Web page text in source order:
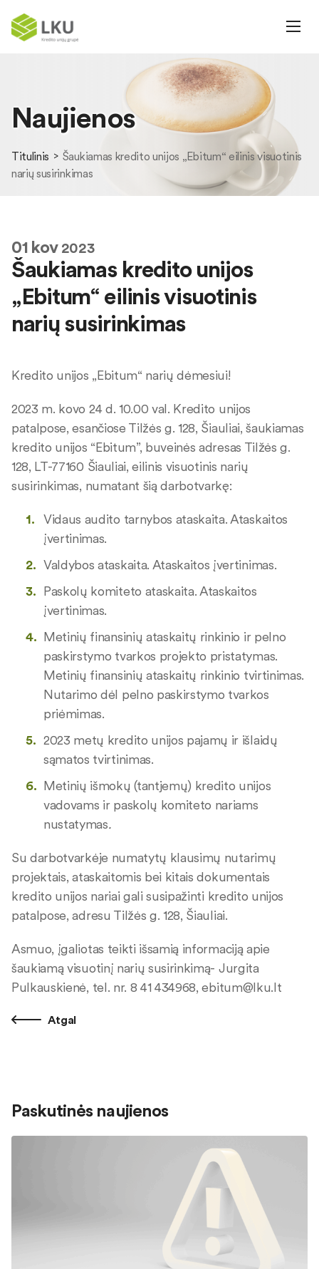
Naujienos
Titulinis
Šaukiamas kredito unijos „Ebitum“ eilinis visuotinis
narių susirinkimas
01kov2023
Šaukiamas kredito unijos
„Ebitum“ eilinis visuotinis
narių susirinkimas
Kredito unijos „Ebitum“ narių dėmesiui!
2023 m. kovo 24 d. 10.00 val. Kredito unijos
patalpose, esančiose Tilžės g. 128, Šiauliai, šaukiamas
kredito unijos “Ebitum”, buveinės adresas Tilžės g.
128, LT-77160 Šiauliai, eilinis visuotinis narių
susirinkimas, numatant šią darbotvarkę:
Vidaus audito tarnybos ataskaita. Ataskaitos
įvertinimas.
Valdybos ataskaita. Ataskaitos įvertinimas.
Paskolų komiteto ataskaita. Ataskaitos
įvertinimas.
Metinių finansinių ataskaitų rinkinio ir pelno
paskirstymo tvarkos projekto pristatymas.
Metinių finansinių ataskaitų rinkinio tvirtinimas.
Nutarimo dėl pelno paskirstymo tvarkos
priėmimas.
2023 metų kredito unijos pajamų ir išlaidų
sąmatos tvirtinimas.
Metinių išmokų (tantjemų) kredito unijos
vadovams ir paskolų komiteto nariams
nustatymas.
Su darbotvarkėje numatytų klausimų nutarimų
projektais, ataskaitomis bei kitais dokumentais
kredito unijos nariai gali susipažinti kredito unijos
patalpose, adresu Tilžės g. 128, Šiauliai.
Asmuo, įgaliotas teikti išsamią informaciją apie
šaukiamą visuotinį narių susirinkimą- Jurgita
Pulkauskienė, tel. nr. 8 41 434968,ebitum@lku.lt
Atgal
Paskutinės naujienos